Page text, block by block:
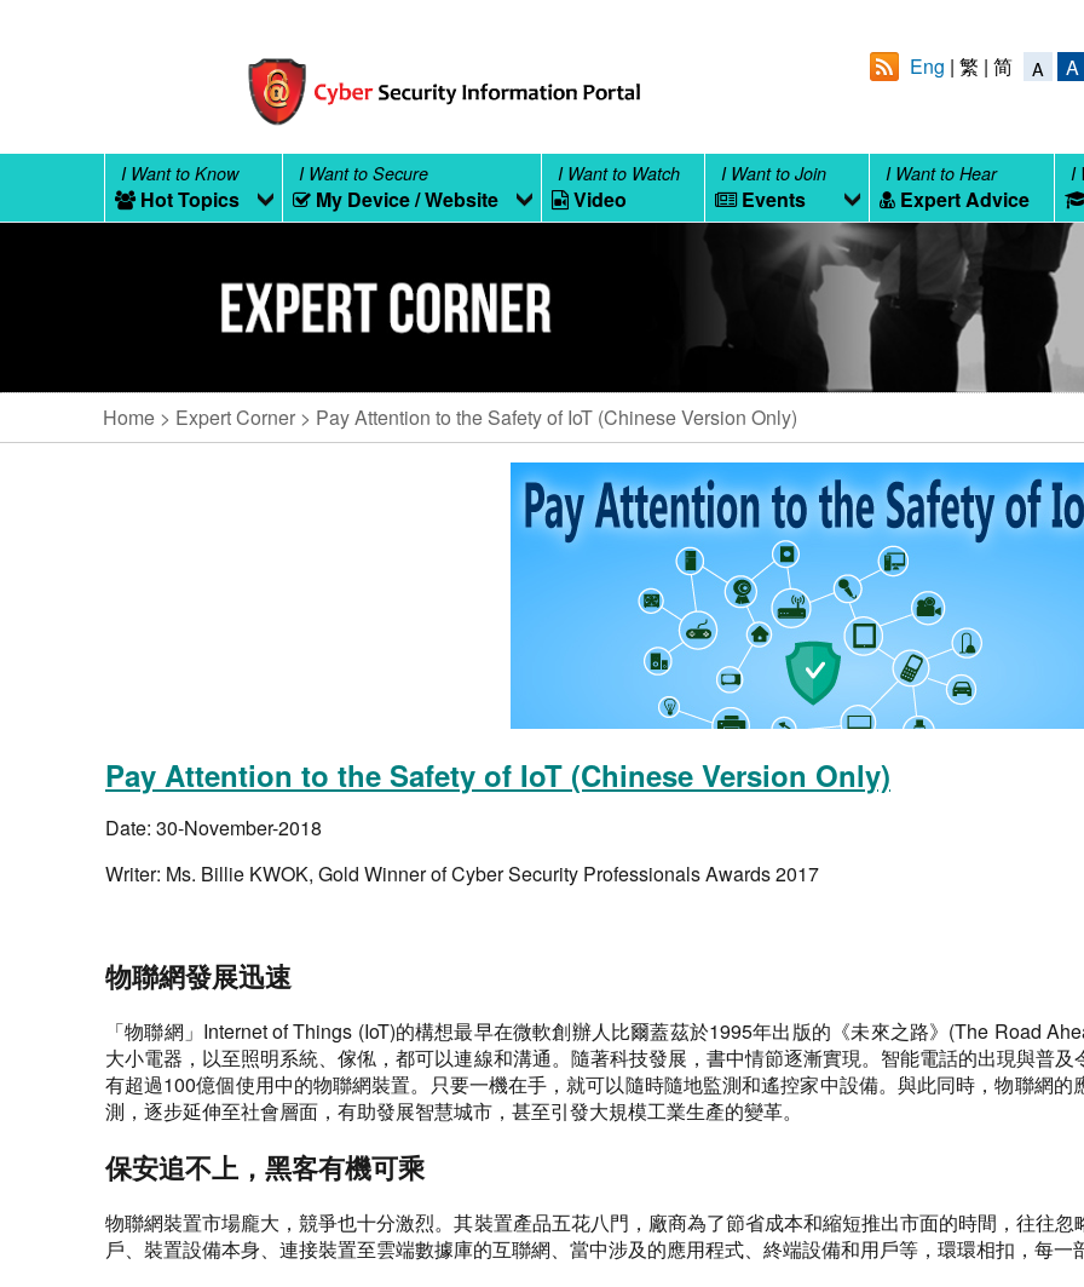
Eng 繁 简 A A
I Want to Know
Hot Topics
I Want to Secure
My Device / Website
I Want to Watch
Video
I Want to Join
Events
I Want to Hear
Expert Advice
I
Home Expert Corner Pay Attention to the Safety of IoT (Chinese Version Only)
Pay Attention to the Safety of IoT (Chinese Version Only)
Date: 30-November-2018
Writer: Ms. Billie KWOK, Gold Winner of Cyber Security Professionals Awards 2017
物聯網發展迅速
「物聯網」Internet of Things (IoT)的構想最早在微軟創辦人比爾蓋茲於1995年出版的《未來之路》(The Road
大小電器，以至照明系統、傢俬，都可以連線和溝通。隨著科技發展，書中情節逐漸實現。智能電話的出現與普
有超過100億個使用中的物聯網裝置。只要一機在手，就可以隨時隨地監測和遙控家中設備。與此同時，物聯網
測，逐步延伸至社會層面，有助發展智慧城市，甚至引發大規模工業生產的變革。
保安追不上，黑客有機可乘
物聯網裝置市場龐大，競爭也十分激烈。其裝置產品五花八門，廠商為了節省成本和縮短推出市面的時間，往往
戶、裝置設備本身、連接裝置至雲端數據庫的互聯網、當中涉及的應用程式、終端設備和用戶等，環環相扣，每一